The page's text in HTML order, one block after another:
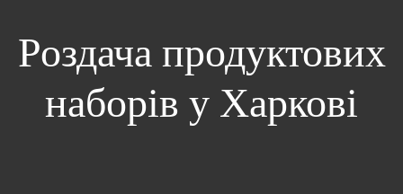
Роздача продуктових
наборів у Харкові